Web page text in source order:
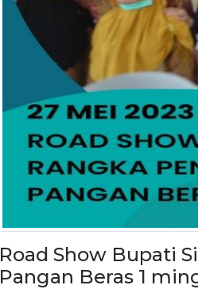
Road Show Bupati
Pangan Beras 1